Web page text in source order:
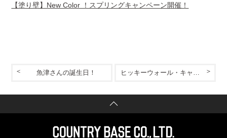
【塗り壁】New Color ！スプリングキャンペーン開催！
ヒッキーウォール・キャンペーン～FrenchClassic～
魚津さんの誕生日！